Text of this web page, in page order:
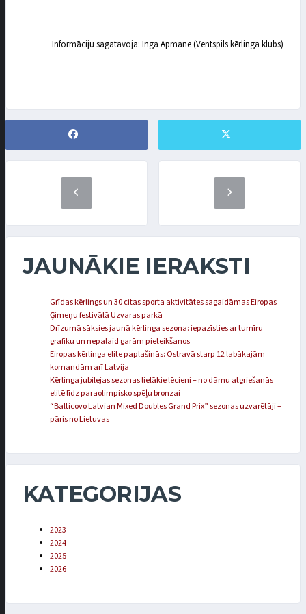
Informāciju sagatavoja: Inga Apmane (Ventspils kērlinga klubs)
JAUNĀKIE IERAKSTI
Grīdas kērlings un 30 citas sporta aktivitātes sagaidāmas Eiropas
Ģimeņu festivālā Uzvaras parkā
Drīzumā sāksies jaunā kērlinga sezona: iepazīsties ar turnīru
grafiku un nepalaid garām pieteikšanos
Eiropas kērlinga elite paplašinās: Ostravā starp 12 labākajām
komandām arī Latvija
Kērlinga jubilejas sezonas lielākie lēcieni – no dāmu atgriešanās
elitē līdz paraolimpisko spēļu bronzai
“Balticovo Latvian Mixed Doubles Grand Prix” sezonas uzvarētāji –
pāris no Lietuvas
KATEGORIJAS
2023
2024
2025
2026